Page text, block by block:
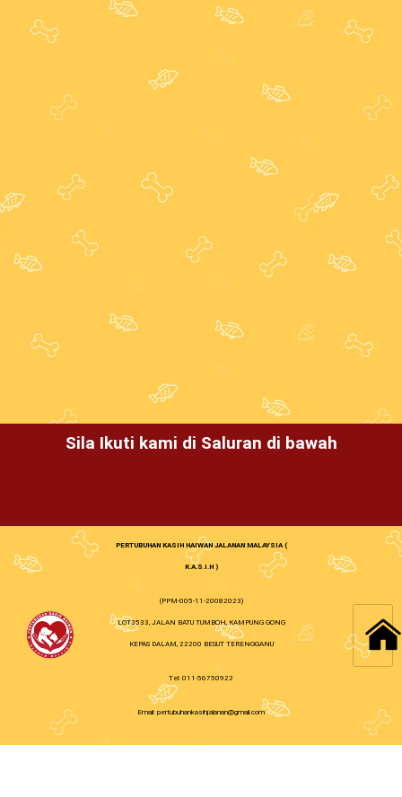
Sila Ikuti kami di Saluran di bawah
PERTUBUHAN KASIH HAIWAN JALANAN MALAYSIA (
K.A.S.I.H )
(PPM-005-11-20082023)
LOT3533, JALAN BATU TUMBOH, KAMPUNG GONG
KEPAS DALAM, 22200 BESUT TERENGGANU
Tel: 011-56750922
Email: pertubuhankasihjalanan@gmail.com